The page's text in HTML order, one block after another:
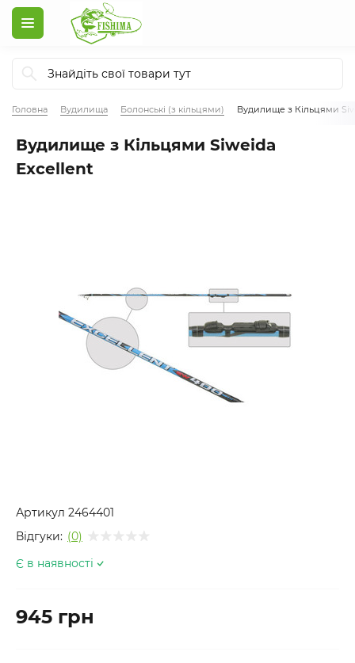
Головна Вудилища Болонські (з кільцями) Вудилище з Кільцями
Вудилище з Кільцями Siweida
Excellent
Артикул 2464401
Відгуки: (0)
Є в наявності
945 грн